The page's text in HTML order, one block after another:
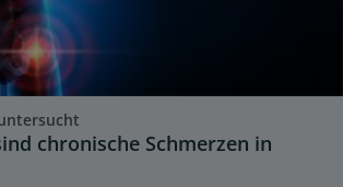
chronische Schmerzen in